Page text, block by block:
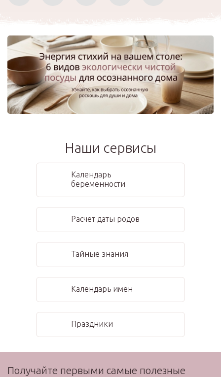
Наши сервисы
Календарь
беременности
Расчет даты родов
Тайные знания
Календарь имен
Праздники
Получайте первыми самые полезные